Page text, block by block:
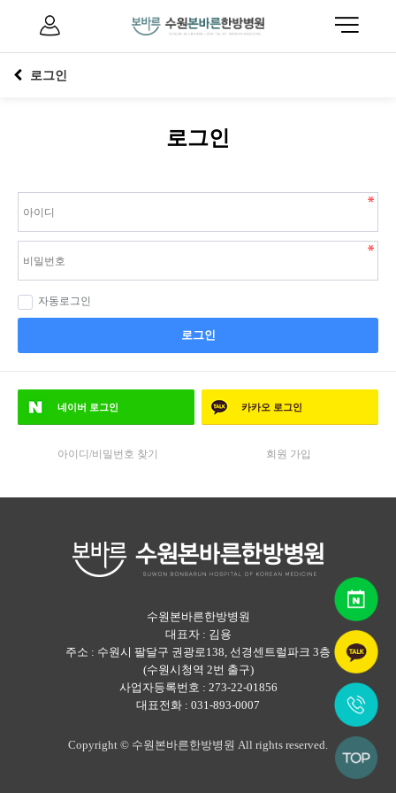
로그인
로그인
자동로그인
로그인
네이버 로그인 카카오 로그인
아이디/비밀번호 찾기 회원 가입
수원본바른한방병원
대표자 : 김용
주소 : 수원시 팔달구 권광로138, 선경센트럴파크 3층
(수원시청역 2번 출구)
사업자등록번호 : 273-22-01856
대표전화 : 031-893-0007
Copyright © 수원본바른한방병원 All rights reserved.